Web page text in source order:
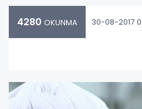
4280 OKUNMA 30-08-2017